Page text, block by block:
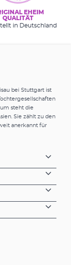
EHEIM
QUALITÄT
in Deutschland
bei Stuttgart ist
steht die
Sie zählt zu den
anerkannt für